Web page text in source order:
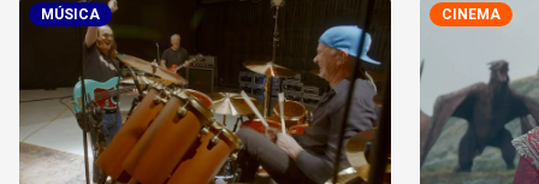
MÚSICA CINEMA